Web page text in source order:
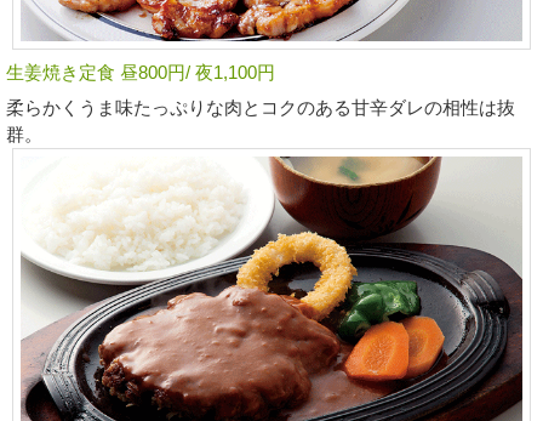
生姜焼き定食 昼800円/ 夜1,100円
柔らかくうま味たっぷりな肉とコクのある甘辛ダレの相性は抜
群。